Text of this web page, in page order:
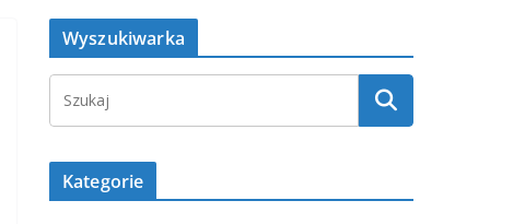
Wyszukiwarka
Kategorie